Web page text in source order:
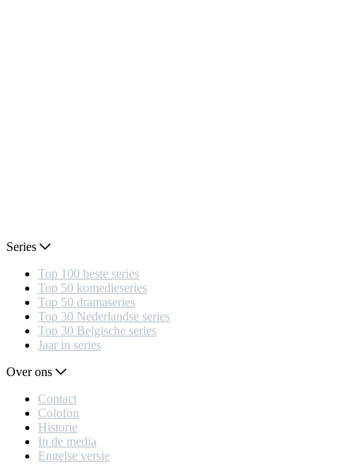
Series
Top 100 beste series
Top 50 komedieseries
Top 50 dramaseries
Top 30 Nederlandse series
Top 30 Belgische series
Jaar in series
Over ons
Contact
Colofon
Historie
In de media
Engelse versie